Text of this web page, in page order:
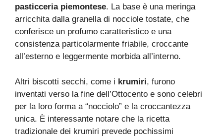
pasticceria piemontese. La base è una meringa
arricchita dalla granella di nocciole tostate, che
conferisce un profumo caratteristico e una
consistenza particolarmente friabile, croccante
all’esterno e leggermente morbida all’interno.
Altri biscotti secchi, come i krumiri, furono
inventati verso la fine dell’Ottocento e sono celebri
per la loro forma a “nocciolo” e la croccantezza
unica. È interessante notare che la ricetta
tradizionale dei krumiri prevede pochissimi